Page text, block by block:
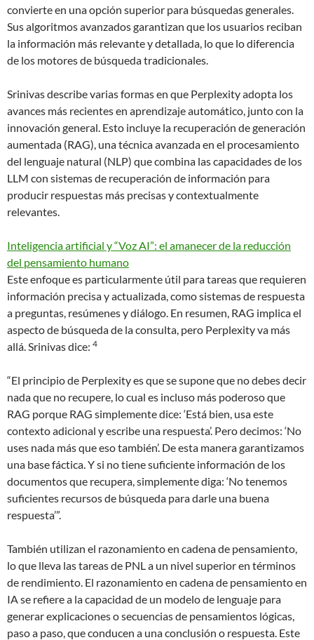
convierte en una opción superior para búsquedas generales.
Sus algoritmos avanzados garantizan que los usuarios reciban
la información más relevante y detallada, lo que lo diferencia
de los motores de búsqueda tradicionales.
Srinivas describe varias formas en que Perplexity adopta los
avances más recientes en aprendizaje automático, junto con la
innovación general. Esto incluye la recuperación de generación
aumentada (RAG), una técnica avanzada en el procesamiento
del lenguaje natural (NLP) que combina las capacidades de los
LLM con sistemas de recuperación de información para
producir respuestas más precisas y contextualmente
relevantes.
Inteligencia artificial y “Voz AI”: el amanecer de la reducción
del pensamiento humano
Este enfoque es particularmente útil para tareas que requieren
información precisa y actualizada, como sistemas de respuesta
a preguntas, resúmenes y diálogo. En resumen, RAG implica el
aspecto de búsqueda de la consulta, pero Perplexity va más
allá. Srinivas dice: 4
“El principio de Perplexity es que se supone que no debes decir
nada que no recupere, lo cual es incluso más poderoso que
RAG porque RAG simplemente dice: ‘Está bien, usa este
contexto adicional y escribe una respuesta’. Pero decimos: ‘No
uses nada más que eso también’. De esta manera garantizamos
una base fáctica. Y si no tiene suficiente información de los
documentos que recupera, simplemente diga: ‘No tenemos
suficientes recursos de búsqueda para darle una buena
respuesta’”.
También utilizan el razonamiento en cadena de pensamiento,
lo que lleva las tareas de PNL a un nivel superior en términos
de rendimiento. El razonamiento en cadena de pensamiento en
IA se refiere a la capacidad de un modelo de lenguaje para
generar explicaciones o secuencias de pensamientos lógicas,
paso a paso, que conducen a una conclusión o respuesta. Este